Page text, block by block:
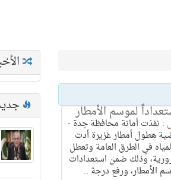
لموسم الأمطار
: نفذت أمانة محافظة جدة -
هطول أمطار غزيرة أدت
في الطرق العامة وتعطل
وذلك ضمن استعدادات
الأمطار، ورفع درجة ..